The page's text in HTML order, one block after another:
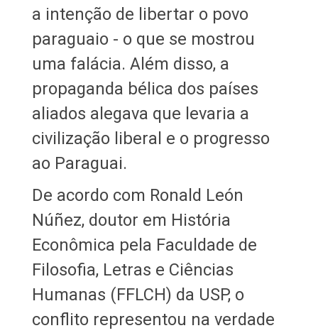
a intenção de libertar o povo
paraguaio - o que se mostrou
uma falácia. Além disso, a
propaganda bélica dos países
aliados alegava que levaria a
civilização liberal e o progresso
ao Paraguai.
De acordo com Ronald León
Núñez, doutor em História
Econômica pela Faculdade de
Filosofia, Letras e Ciências
Humanas (FFLCH) da USP, o
conflito representou na verdade